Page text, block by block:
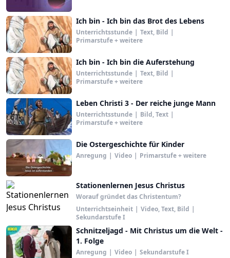
Ich bin - Ich bin das Brot des Lebens
Unterrichtsstunde | Text, Bild |
Primarstufe + weitere
Ich bin - Ich bin die Auferstehung
Unterrichtsstunde | Text, Bild |
Primarstufe + weitere
Leben Christi 3 - Der reiche junge Mann
Unterrichtsstunde | Bild, Text |
Primarstufe + weitere
Die Ostergeschichte für Kinder
Anregung | Video | Primarstufe + weitere
Stationenlernen Jesus Christus
Worauf gründet das Christentum?
Unterrichtseinheit | Video, Text, Bild |
Sekundarstufe I
Schnitzeljagd - Mit Christus um die Welt -
1. Folge
Anregung | Video | Sekundarstufe I